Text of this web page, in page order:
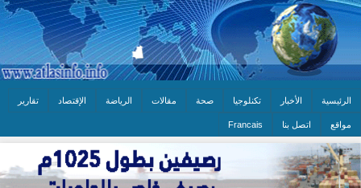
الرئيسية الأخبار تكنلوجيا صحة مقالات الرياضة الإقتصاد تقارير
مواقع اتصل بنا Francais